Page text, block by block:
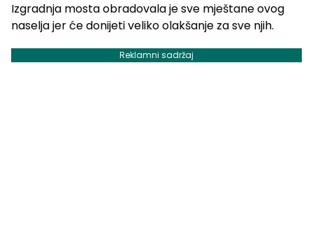
Izgradnja mosta obradovala je sve mještane ovog
naselja jer će donijeti veliko olakšanje za sve njih.
Reklamni sadržaj